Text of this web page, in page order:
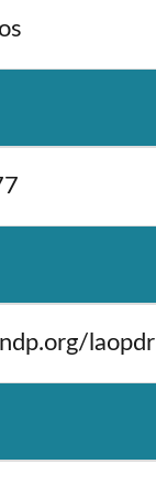
laopdr